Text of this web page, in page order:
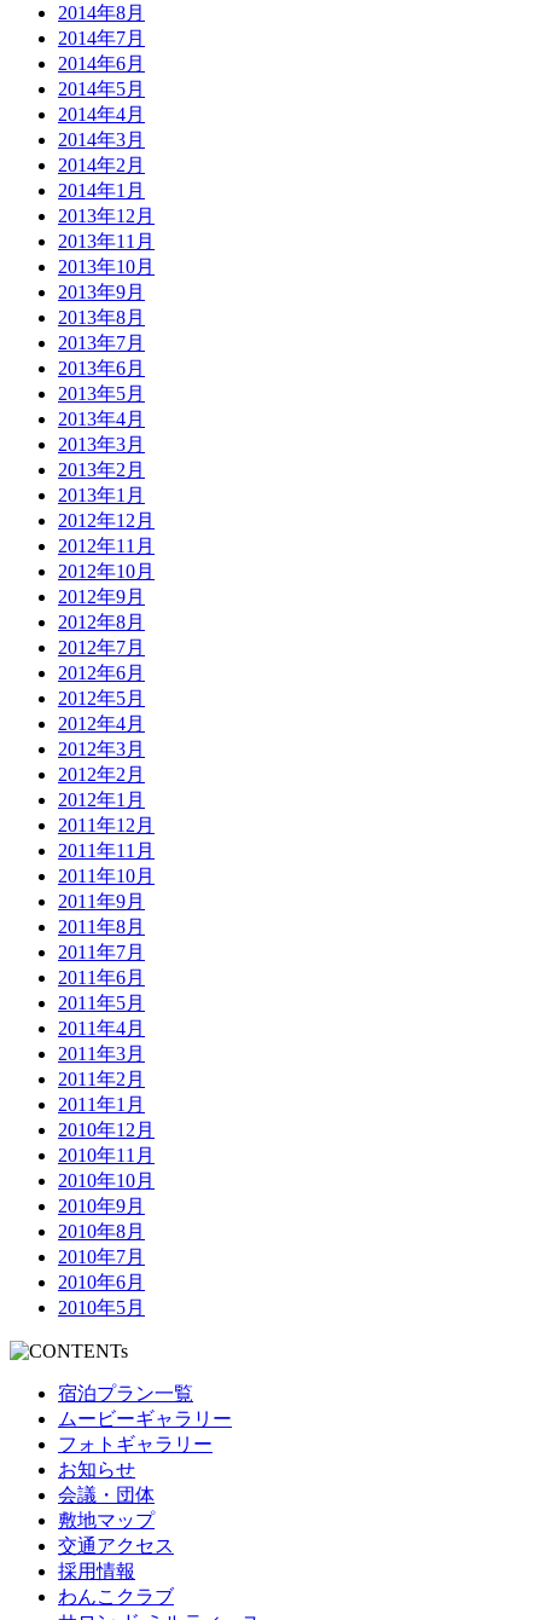
2014年8月
2014年7月
2014年6月
2014年5月
2014年4月
2014年3月
2014年2月
2014年1月
2013年12月
2013年11月
2013年10月
2013年9月
2013年8月
2013年7月
2013年6月
2013年5月
2013年4月
2013年3月
2013年2月
2013年1月
2012年12月
2012年11月
2012年10月
2012年9月
2012年8月
2012年7月
2012年6月
2012年5月
2012年4月
2012年3月
2012年2月
2012年1月
2011年12月
2011年11月
2011年10月
2011年9月
2011年8月
2011年7月
2011年6月
2011年5月
2011年4月
2011年3月
2011年2月
2011年1月
2010年12月
2010年11月
2010年10月
2010年9月
2010年8月
2010年7月
2010年6月
2010年5月
宿泊プラン一覧
ムービーギャラリー
フォトギャラリー
お知らせ
会議・団体
敷地マップ
交通アクセス
採用情報
わんこクラブ